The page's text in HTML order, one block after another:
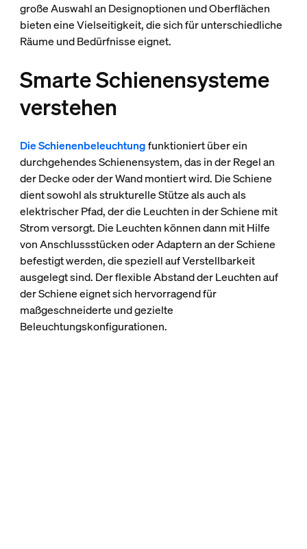
große Auswahl an Designoptionen und Oberflächen
bieten eine Vielseitigkeit, die sich für unterschiedliche
Räume und Bedürfnisse eignet.
Smarte Schienensysteme
verstehen
Die Schienenbeleuchtungfunktioniert über ein
durchgehendes Schienensystem, das in der Regel an
der Decke oder der Wand montiert wird. Die Schiene
dient sowohl als strukturelle Stütze als auch als
elektrischer Pfad, der die Leuchten in der Schiene mit
Strom versorgt. Die Leuchten können dann mit Hilfe
von Anschlussstücken oder Adaptern an der Schiene
befestigt werden, die speziell auf Verstellbarkeit
ausgelegt sind. Der flexible Abstand der Leuchten auf
der Schiene eignet sich hervorragend für
maßgeschneiderte und gezielte
Beleuchtungskonfigurationen.